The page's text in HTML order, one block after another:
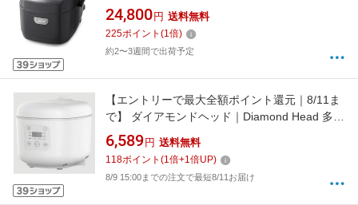
ジャー炊飯器 米屋の旨み 銘柄炊き ブラック
RC-PDA30-B [3合 /圧力IH]
24,800 円 送料無料
225ポイント (1倍)
約2〜3週間で出荷予定
【エントリーで最大全額ポイント還元｜8/11ま
で】 ダイアモンドヘッド｜Diamond Head 多機
能3合コンパクト炊飯器 OKOMEDAKI
6,589 円 送料無料
118ポイント (1倍+1倍UP)
8/9 15:00までの注文で最短8/11お届け